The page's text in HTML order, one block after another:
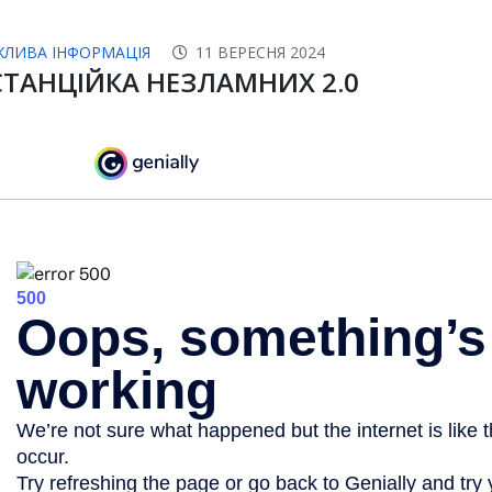
ІНФОРМАЦІЯ 11 ВЕРЕСНЯ 2024
НЕЗЛАМНИХ 2.0